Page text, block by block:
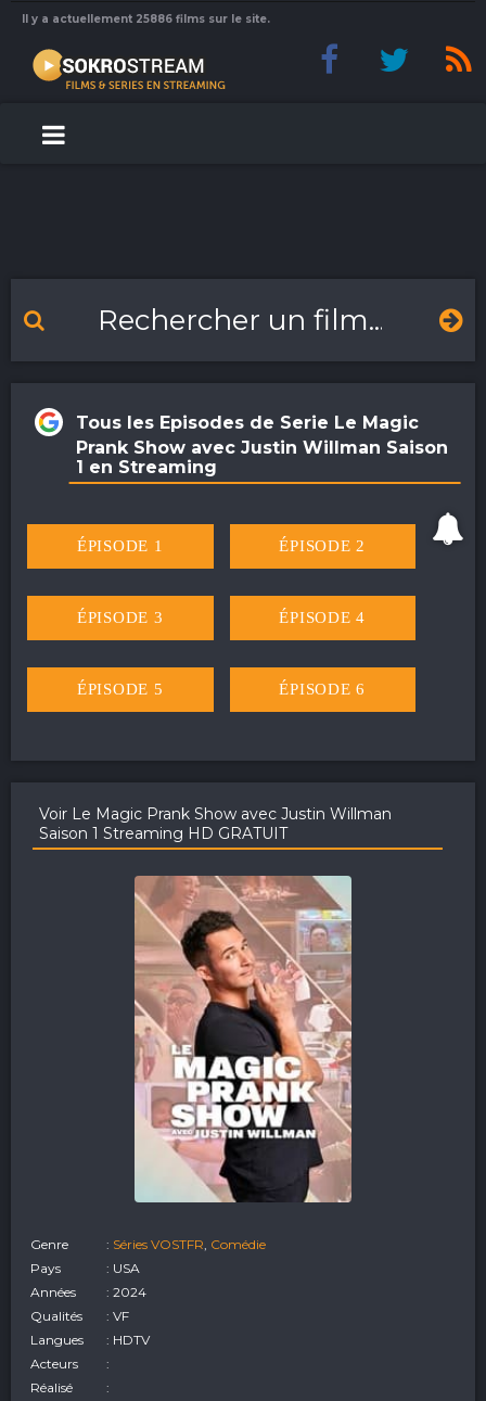
Il y a actuellement 25886 films sur le site.
Tous les Episodes de Serie Le Magic
Prank Show avec Justin Willman Saison
1 en Streaming
ÉPISODE 1 ÉPISODE 2
ÉPISODE 3 ÉPISODE 4
ÉPISODE 5 ÉPISODE 6
Voir Le Magic Prank Show avec Justin Willman
Saison 1 Streaming HD GRATUIT
Genre : Séries VOSTFR Comédie
Pays
: USA
Années
: 2024
Qualités
: VF
Langues
: HDTV
Acteurs
:
Réalisé
: